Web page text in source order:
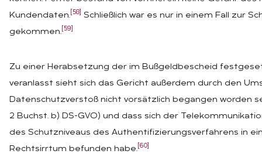
Kundendaten. [58]
Schließlich war es nur in einem Fall zur
gekommen. [59]
Zu einer Herabsetzung der im Bußgeldbescheid
veranlasst sieht sich das Gericht außerdem durch den
Datenschutzverstoß nicht vorsätzlich begangen worden
2 Buchst. b) DS-GVO) und dass sich der
des Schutzniveaus des Authentifizierungsverfahrens in
Rechtsirrtum befunden habe. [60]